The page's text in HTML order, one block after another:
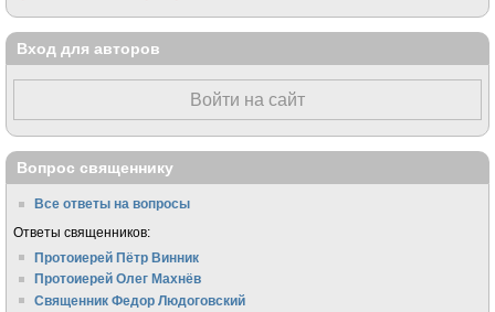
Вход для авторов
Войти на сайт
Вопрос священнику
Все ответы на вопросы
Ответы священников:
Протоиерей Пётр Винник
Протоиерей Олег Махнёв
Священник Федор Людоговский